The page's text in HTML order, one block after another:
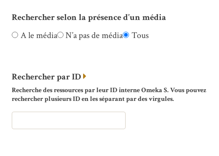
Rechercher selon la présence d’un média
A le média
N’a pas de média Tous
Rechercher par ID
Recherche des ressources par leur ID interne Omeka S. Vous pouvez
rechercher plusieurs ID en les séparant par des virgules.